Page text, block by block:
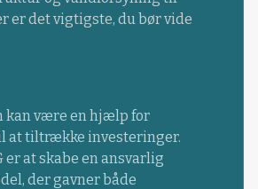
er det vigtigste, du bør vide
kan være en hjælp for
at tiltrække investeringer.
er at skabe en ansvarlig
der gavner både